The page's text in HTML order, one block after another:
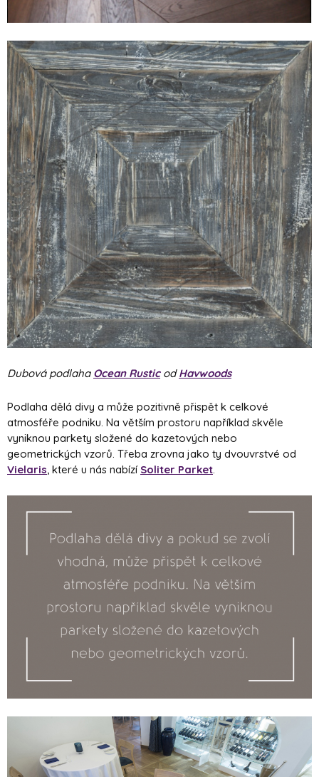
Dubová podlaha Ocean RusticodHavwoods
Podlaha dělá divy a může pozitivně přispět k celkové
atmosféře podniku. Na větším prostoru například skvěle
vyniknou parkety složené do kazetových nebo
geometrických vzorů. Třeba zrovna jako ty dvouvrstvé od
Vielaris, které u nás nabízí Soliter Parket.